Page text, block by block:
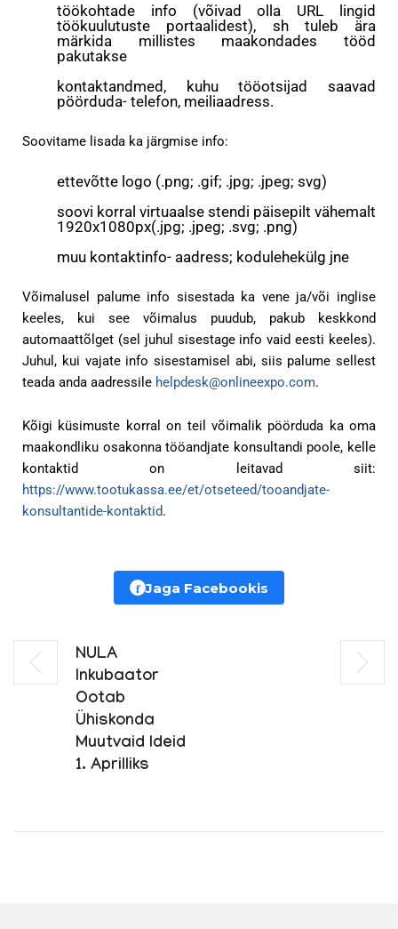
töökohtade info (võivad olla URL lingid
töökuulutuste portaalidest), sh tuleb ära
märkida millistes maakondades tööd
pakutakse
kontaktandmed, kuhu tööotsijad saavad
pöörduda- telefon, meiliaadress.
Soovitame lisada ka järgmise info:
ettevõtte logo (.png; .gif; .jpg; .jpeg; svg)
soovi korral virtuaalse stendi päisepilt vähemalt
1920x1080px(.jpg; .jpeg; .svg; .png)
muu kontaktinfo- aadress; kodulehekülg jne
Võimalusel palume info sisestada ka vene ja/või inglise
keeles, kui see võimalus puudub, pakub keskkond
automaattõlget (sel juhul sisestage info vaid eesti keeles).
Juhul, kui vajate info sisestamisel abi, siis palume sellest
teada anda aadressile helpdesk@onlineexpo.com.
Kõigi küsimuste korral on teil võimalik pöörduda ka oma
maakondliku osakonna tööandjate konsultandi poole, kelle
kontaktid on leitavad siit:
https://www.tootukassa.ee/et/otseteed/tooandjate-
konsultantide-kontaktid.
f Jaga Facebookis
NULA
Inkubaator
Ootab
Ühiskonda
Muutvaid Ideid
1. Aprilliks